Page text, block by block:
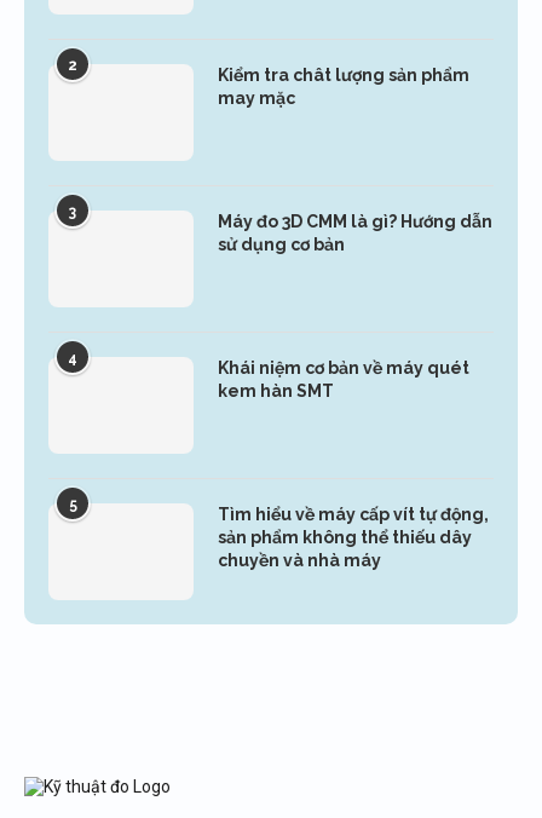
2
Kiểm tra chât lượng sản phẩm
may mặc
3
Máy đo 3D CMM là gì? Hướng dẫn
sử dụng cơ bản
4
Khái niệm cơ bản về máy quét
kem hàn SMT
5
Tìm hiểu về máy cấp vít tự động,
sản phẩm không thể thiếu dây
chuyền và nhà máy